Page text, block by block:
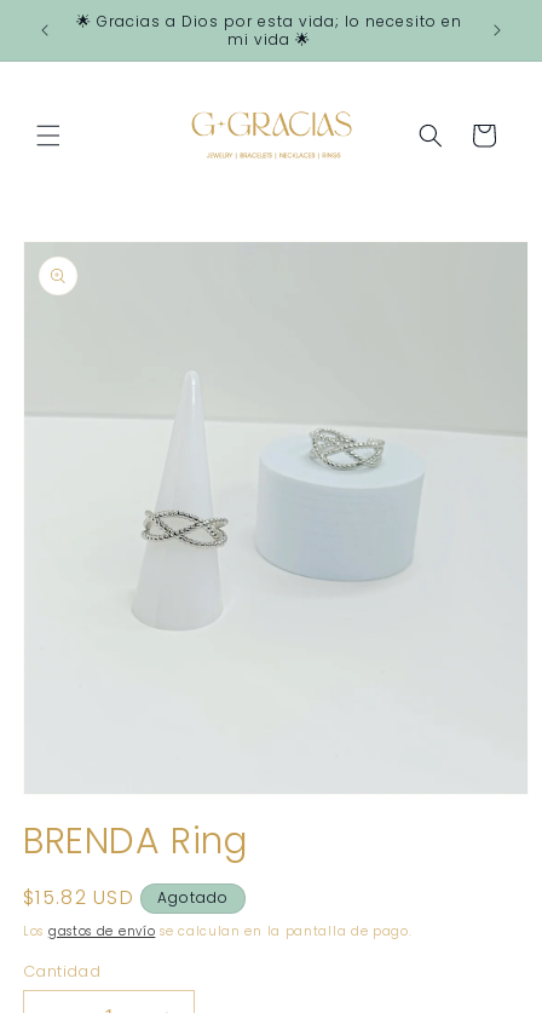
directamente
🌟 Gracias a Dios por esta vida; lo necesito en
mi vida 🌟
Carrito
directamente
a la
información
multimedia
1
una
ventana
modal
BRENDA Ring
Precio
habitual
$15.82 USD Agotado
Los gastos de envío se calculan en la pantalla de pago.
Cantidad